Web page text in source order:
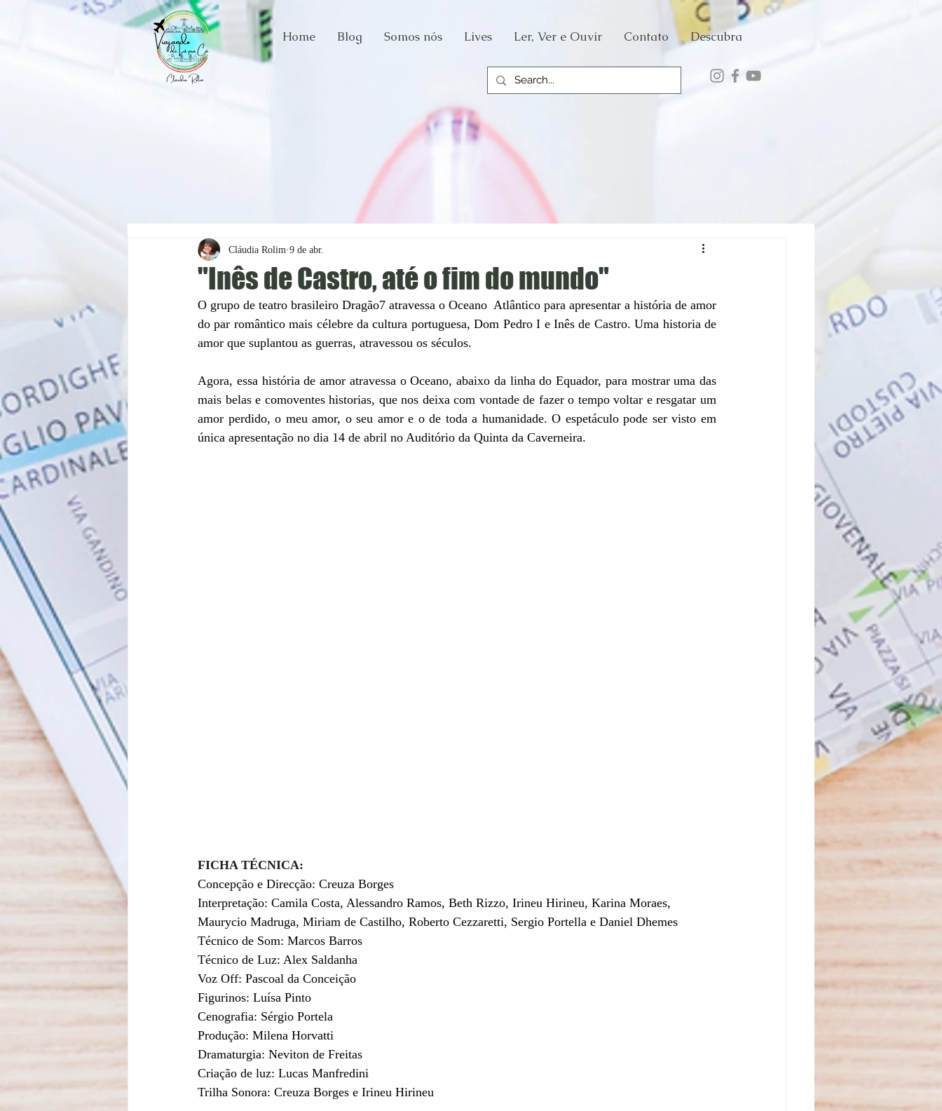
Home Blog Somos nós Lives Ler, Ver e Ouvir Contato Descubra
"Inês de Castro, até o fim do mundo"
Cláudia Rolim 9 de abr.
O grupo de teatro brasileiro Dragão7 atravessa o Oceano  Atlântico para apresentar a história de amor
do par romântico mais célebre da cultura portuguesa, Dom Pedro I e Inês de Castro. Uma historia de
amor que suplantou as guerras, atravessou os séculos.
Agora, essa história de amor atravessa o Oceano, abaixo da linha do Equador, para mostrar uma das
mais belas e comoventes historias, que nos deixa com vontade de fazer o tempo voltar e resgatar um
amor perdido, o meu amor, o seu amor e o de toda a humanidade. O espetáculo pode ser visto em
única apresentação no dia 14 de abril no Auditório da Quinta da Caverneira.
FICHA TÉCNICA:
Concepção e Direcção: Creuza Borges
Interpretação: Camila Costa, Alessandro Ramos, Beth Rizzo, Irineu Hirineu, Karina Moraes,
Maurycio Madruga, Miriam de Castilho, Roberto Cezzaretti, Sergio Portella e Daniel Dhemes
Técnico de Som: Marcos Barros
Técnico de Luz: Alex Saldanha
Voz Off: Pascoal da Conceição
Figurinos: Luísa Pinto
Cenografia: Sérgio Portela
Produção: Milena Horvatti
Dramaturgia: Neviton de Freitas
Criação de luz: Lucas Manfredini
Trilha Sonora: Creuza Borges e Irineu Hirineu